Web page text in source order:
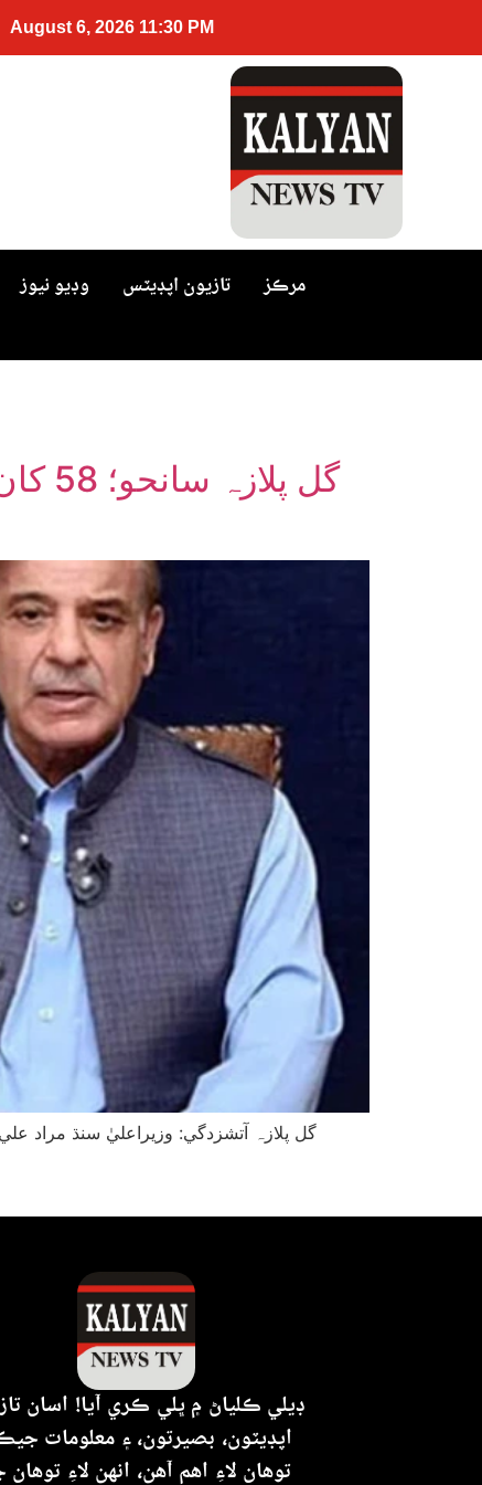
August 6, 2026 11:30 PM
وڊيو نيوز تازيون اپڊيٽس مرڪز
گل
ڊيلي ڪلياڻ ۾ ڀلي ڪري آيا! اسان
اپڊيٽون، بصيرتون، ۽ معلومات
توهان لاءِ اهم آهن، انهن لاءِ